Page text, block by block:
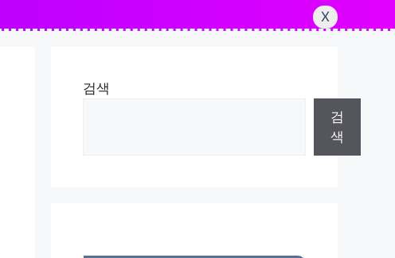
X
검색
검
색